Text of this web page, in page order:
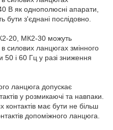
В як однополюсні апарати,
бути з'єднані послідовно.
20, МК2-30 можуть
силових ланцюгах змінного
50 і 60 Гц у разі зниження
ланцюга допускає
у розмикаючі та навпаки.
контактів має бути не більш
допоміжного ланцюга.